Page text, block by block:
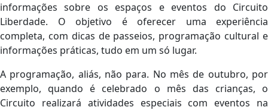
informações sobre os espaços e eventos do Circuito
Liberdade. O objetivo é oferecer uma experiência
completa, com dicas de passeios, programação cultural e
informações práticas, tudo em um só lugar.
A programação, aliás, não para. No mês de outubro, por
exemplo, quando é celebrado o mês das crianças, o
Circuito realizará atividades especiais com eventos na